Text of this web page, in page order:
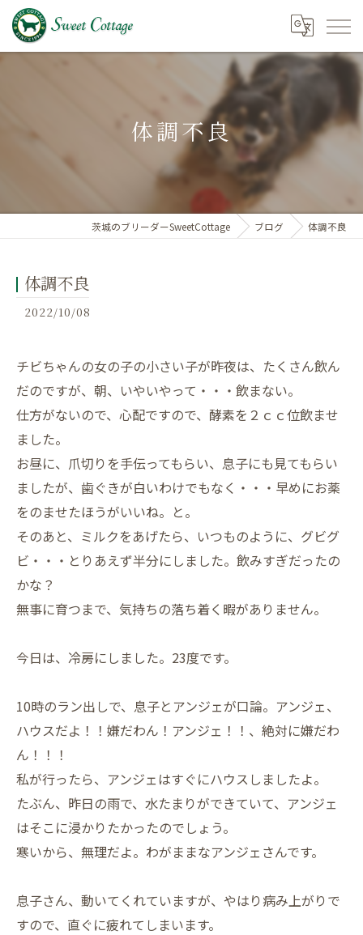
体調不良
茨城のブリーダーSweetCottage ブログ 体調不良
体調不良
2022/10/08
チビちゃんの女の子の小さい子が昨夜は、たくさん飲ん
だのですが、朝、いやいやって・・・飲まない。
仕方がないので、心配ですので、酵素を２ｃｃ位飲ませ
ました。
お昼に、爪切りを手伝ってもらい、息子にも見てもらい
ましたが、歯ぐきが白いわけでもなく・・・早めにお薬
をのませたほうがいいね。と。
そのあと、ミルクをあげたら、いつものように、グビグ
ビ・・・とりあえず半分にしました。飲みすぎだったの
かな？
無事に育つまで、気持ちの落ち着く暇がありません。
今日は、冷房にしました。23度です。
10時のラン出しで、息子とアンジェが口論。アンジェ、
ハウスだよ！！嫌だわん！アンジェ！！、絶対に嫌だわ
ん！！！
私が行ったら、アンジェはすぐにハウスしましたよ。
たぶん、昨日の雨で、水たまりができていて、アンジェ
はそこに浸かりたかったのでしょう。
寒いから、無理だよ。わがままなアンジェさんです。
息子さん、動いてくれていますが、やはり病み上がりで
すので、直ぐに疲れてしまいます。